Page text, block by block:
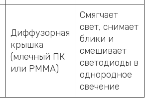
Диффузорная
крышка
(млечный ПК
или PMMA)
Смягчает
свет, снимает
блики и
смешивает
светодиоды в
однородное
свечение